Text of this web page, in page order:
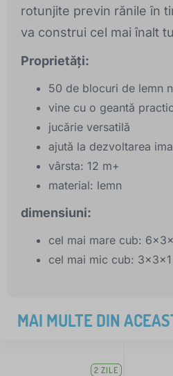
rotunjite previn rănile în
va construi cel mai înalt
Proprietăți:
50 de blocuri de lemn
vine cu o geantă
jucărie versatilă
ajută la dezvoltarea
vârsta: 12 m+
material: lemn
dimensiuni:
cel mai mare cub:
cel mai mic cub:
MAI MULTE DIN
2 ZILE